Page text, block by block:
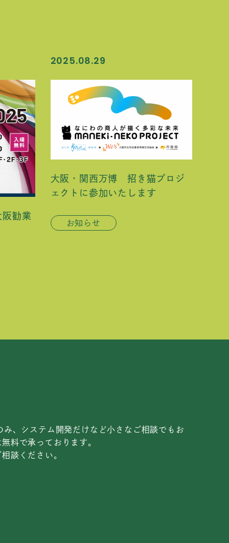
勧業
2025.08.29
大阪・関西万博 招き猫プロジ
ェクトに参加いたします
お知らせ
、システム開発だけなど小さなご相談でもお
料で承っております。
談ください。